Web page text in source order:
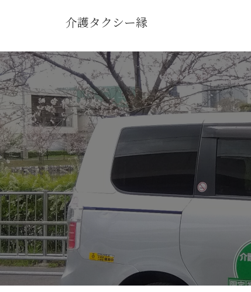
介護タクシー縁